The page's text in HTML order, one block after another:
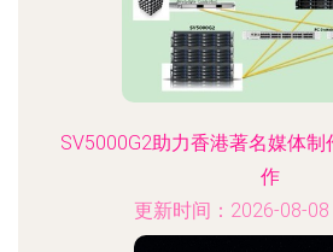
SV5000G2助力香港著名媒体
作
更新时间：2026-08-08